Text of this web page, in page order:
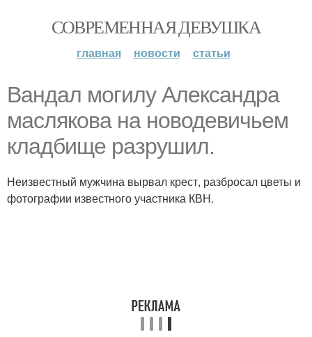
СОВРЕМЕННАЯ ДЕВУШКА
главная новости статьи
Вандал могилу Александра
маслякова на новодевичьем
кладбище разрушил.
Неизвестный мужчина вырвал крест, разбросал цветы и
фотографии известного участника КВН.